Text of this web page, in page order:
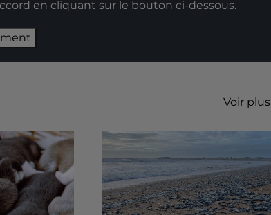
en cliquant sur le bouton ci-dessous.
Voir plus